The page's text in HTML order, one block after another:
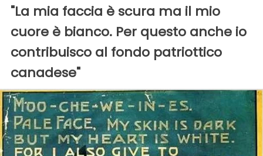
"La mia faccia è scura ma il mio
cuore è bianco. Per questo anche io
contribuisco al fondo patriottico
canadese"